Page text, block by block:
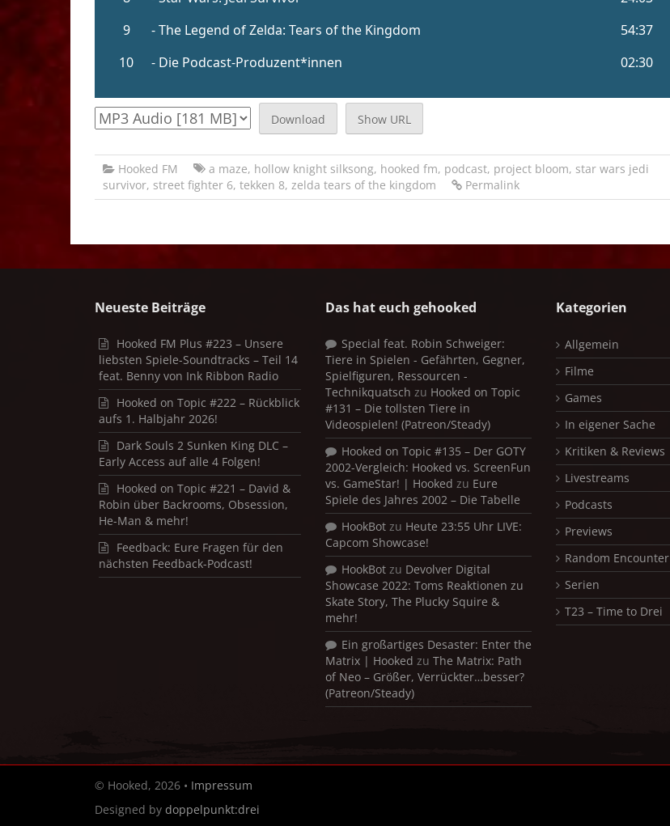
Download Show URL
Hooked FM a maze, hollow knight silksong, hooked fm, podcast, project bloom, star wars jedi
survivor, street fighter 6, tekken 8, zelda tears of the kingdom Permalink
Neueste Beiträge
Hooked FM Plus #223 – Unsere
liebsten Spiele-Soundtracks – Teil 14
feat. Benny von Ink Ribbon Radio
Hooked on Topic #222 – Rückblick
aufs 1. Halbjahr 2026!
Dark Souls 2 Sunken King DLC –
Early Access auf alle 4 Folgen!
Hooked on Topic #221 – David &
Robin über Backrooms, Obsession,
He-Man & mehr!
Feedback: Eure Fragen für den
nächsten Feedback-Podcast!
Das hat euch gehooked
Special feat. Robin Schweiger:
Tiere in Spielen - Gefährten, Gegner,
Spielfiguren, Ressourcen -
Technikquatsch zu Hooked on Topic
#131 – Die tollsten Tiere in
Videospielen! (Patreon/Steady)
Hooked on Topic #135 – Der GOTY
2002-Vergleich: Hooked vs. ScreenFun
vs. GameStar! | Hooked zu Eure
Spiele des Jahres 2002 – Die Tabelle
HookBot zu Heute 23:55 Uhr LIVE:
Capcom Showcase!
HookBot zu Devolver Digital
Showcase 2022: Toms Reaktionen zu
Skate Story, The Plucky Squire &
mehr!
Ein großartiges Desaster: Enter the
Matrix | Hooked zu The Matrix: Path
of Neo – Größer, Verrückter…besser?
(Patreon/Steady)
Kategorien
Allgemein
Filme
Games
In eigener Sache
Kritiken & Reviews
Livestreams
Podcasts
Previews
Random Encounter
Serien
T23 – Time to Drei
© Hooked, 2026 • Impressum
Designed by doppelpunkt:drei